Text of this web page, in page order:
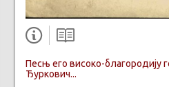
Песњ его високо-благородију
Ђуркович...